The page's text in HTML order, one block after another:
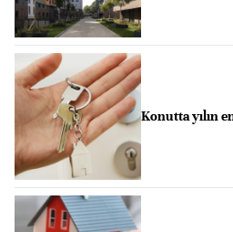
Konutta yılın